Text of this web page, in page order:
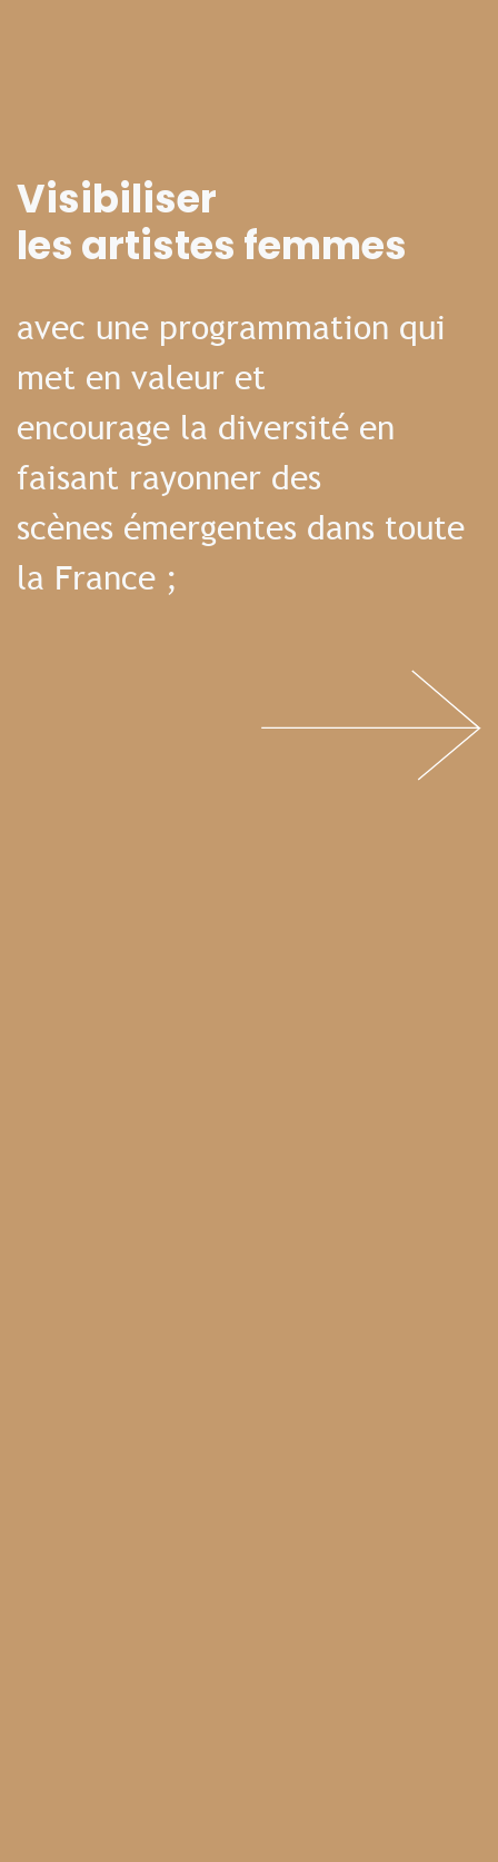
Visibiliser
les artistes femmes
avec une programmation qui
met en valeur et
encourage la diversité en
faisant rayonner des
scènes émergentes dans toute
la France ;